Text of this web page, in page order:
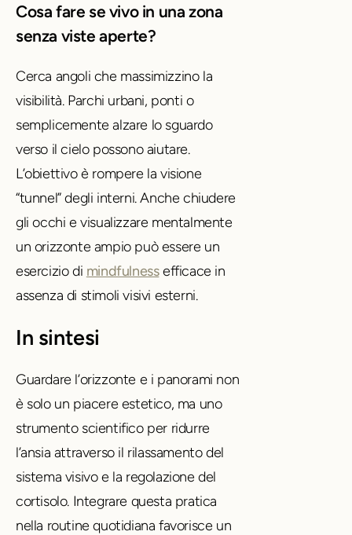
Cosa fare se vivo in una zona
senza viste aperte?
Cerca angoli che massimizzino la
visibilità. Parchi urbani, ponti o
semplicemente alzare lo sguardo
verso il cielo possono aiutare.
L’obiettivo è rompere la visione
“tunnel” degli interni. Anche chiudere
gli occhi e visualizzare mentalmente
un orizzonte ampio può essere un
esercizio di mindfulnessefficace in
assenza di stimoli visivi esterni.
In sintesi
Guardare l’orizzonte e i panorami non
è solo un piacere estetico, ma uno
strumento scientifico per ridurre
l’ansia attraverso il rilassamento del
sistema visivo e la regolazione del
cortisolo. Integrare questa pratica
nella routine quotidiana favorisce un